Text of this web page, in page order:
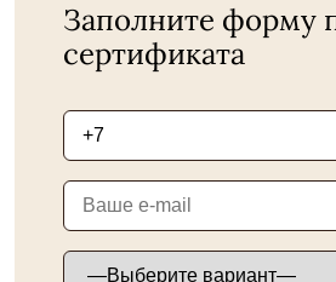
Заполните форму
сертификата